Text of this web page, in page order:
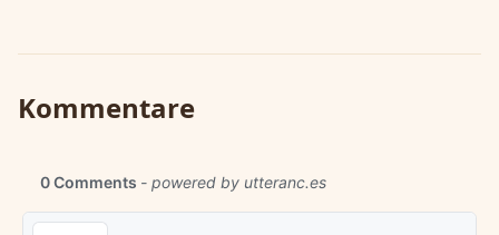
Kommentare